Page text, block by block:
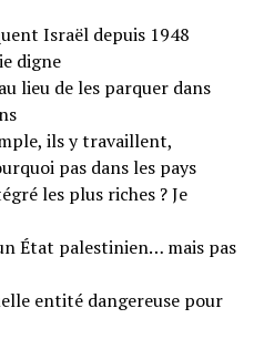
Israël depuis 1948
digne
lieu de les parquer dans
ils y travaillent,
pas dans les pays
les plus riches ? Je
État palestinien… mais pas
entité dangereuse pour